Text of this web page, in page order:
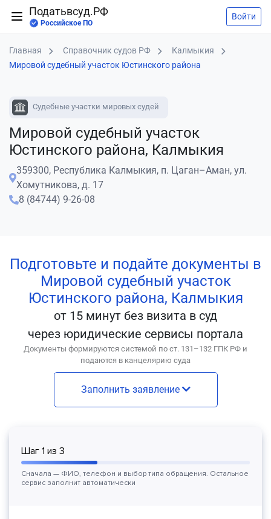
Податьвсуд.РФ
Российское ПО
Войти
Главная Справочник судов РФ
Калмыкия
Мировой судебный участок Юстинского района
Судебные участки мировых судей
Мировой судебный участок
Юстинского района, Калмыкия
359300, Республика Калмыкия, п. Цаган–Аман, ул.
Хомутникова, д. 17
8 (84744) 9-26-08
Подготовьте и подайте документы в
Мировой судебный участок
Юстинского района, Калмыкия
от 15 минут без визита в суд
через юридические сервисы портала
Документы формируются системой по ст. 131–132 ГПК РФ и
подаются в канцелярию суда
Заполнить заявление
Шаг 1 из 3
Сначала — ФИО, телефон и выбор типа обращения. Остальное
сервис заполнит автоматически